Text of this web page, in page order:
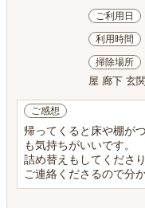
ご利用日
利用時間
掃除場所
屋 廊下 玄
ご感想
帰ってくると床や棚が
も気持ちがいいです。
詰め替えもしてくださ
ご連絡くださるので分